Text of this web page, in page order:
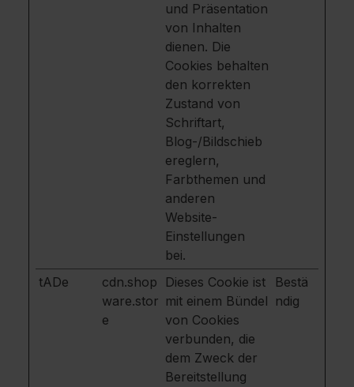
und Präsentation
von Inhalten
dienen. Die
Cookies behalten
den korrekten
Zustand von
Schriftart,
Blog-/Bildschieb
ereglern,
Farbthemen und
anderen
Website-
Einstellungen
bei.
tADe
cdn.shop
ware.stor
e
Dieses Cookie ist
mit einem Bündel
von Cookies
verbunden, die
dem Zweck der
Bereitstellung
Bestä
ndig